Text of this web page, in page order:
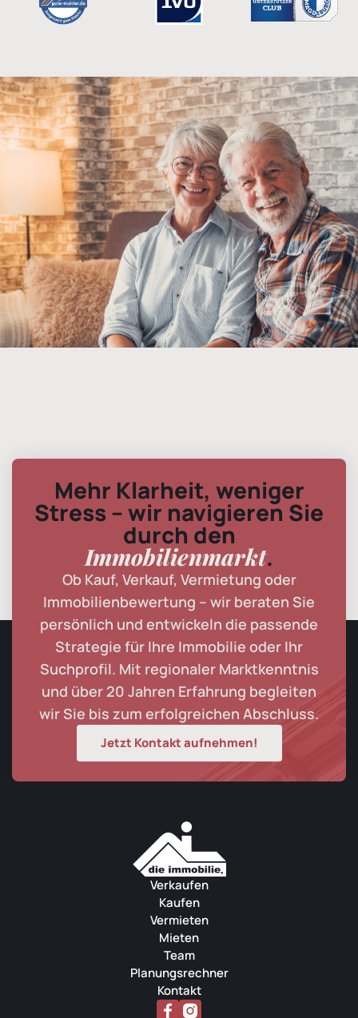
Mehr Klarheit, weniger
Stress – wir navigieren Sie
durch den
Immobilienmarkt.
Ob Kauf, Verkauf, Vermietung oder
Immobilienbewertung – wir beraten Sie
persönlich und entwickeln die passende
Strategie für Ihre Immobilie oder Ihr
Suchprofil. Mit regionaler Marktkenntnis
und über 20 Jahren Erfahrung begleiten
wir Sie bis zum erfolgreichen Abschluss.
Jetzt Kontakt aufnehmen!
Verkaufen
Kaufen
Vermieten
Mieten
Team
Planungsrechner
Kontakt